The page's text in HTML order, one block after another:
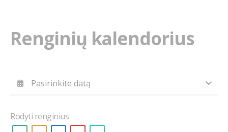
Renginių kalendorius
Rodyti renginius